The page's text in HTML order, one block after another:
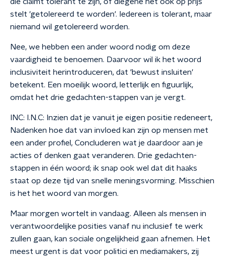
stelt 'getolereerd te worden'. Iedereen is tolerant, maar
niemand wil getolereerd worden.
Nee, we hebben een ander woord nodig om deze
vaardigheid te benoemen. Daarvoor wil ik het woord
inclusiviteit herintroduceren, dat 'bewust insluiten'
betekent. Een moeilijk woord, letterlijk en figuurlijk,
omdat het drie gedachten-stappen van je vergt.
INC: I.N.C: Inzien dat je vanuit je eigen positie redeneert,
Nadenken hoe dat van invloed kan zijn op mensen met
een ander profiel, Concluderen wat je daardoor aan je
acties of denken gaat veranderen. Drie gedachten-
stappen in één woord; ik snap ook wel dat dit haaks
staat op deze tijd van snelle meningsvorming. Misschien
is het het woord van morgen.
Maar morgen wortelt in vandaag. Alleen als mensen in
verantwoordelijke posities vanaf nu inclusief te werk
zullen gaan, kan sociale ongelijkheid gaan afnemen. Het
meest urgent is dat voor politici en mediamakers, zij